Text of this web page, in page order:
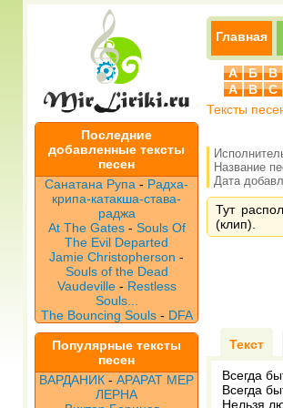
Последние
добавленные тексты
песен
Санатана Рупа - Радха-
крипа-катакша-става-
раджа
At The Gates- Souls Of
The Evil Departed
Jamie Christopherson -
Souls of the Dead
Vaudeville - Restless
Souls...
The Bouncing Souls- DFA
Популярные тексты
песен
ВАРДАНИК - АРАРАТ МЕР
ЛЕРНА
Главная
А Б
В
A
B
C
Тексты
Название
Дата
Тут
(клип).
Текст
Всегда
Всегда
Нельзя